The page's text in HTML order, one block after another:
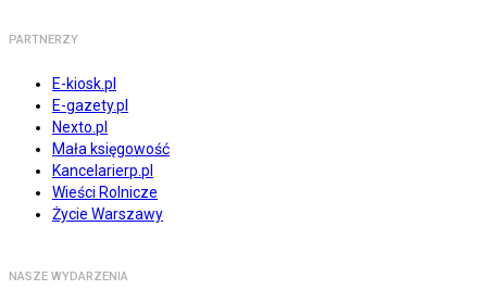
PARTNERZY
E-kiosk.pl
E-gazety.pl
Nexto.pl
Mała księgowość
Kancelarierp.pl
Wieści Rolnicze
Życie Warszawy
NASZE WYDARZENIA